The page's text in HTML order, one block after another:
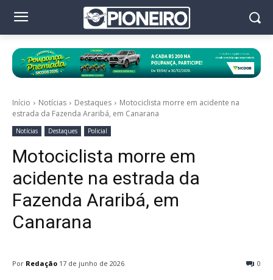
Início Notícias Destaques
Motociclista morre em acidente na
estrada da Fazenda Araribá, em Canarana
Notícias Destaques Policial
Motociclista morre em
acidente na estrada da
Fazenda Araribá, em
Canarana
Por Redação 0
17 de junho de 2026